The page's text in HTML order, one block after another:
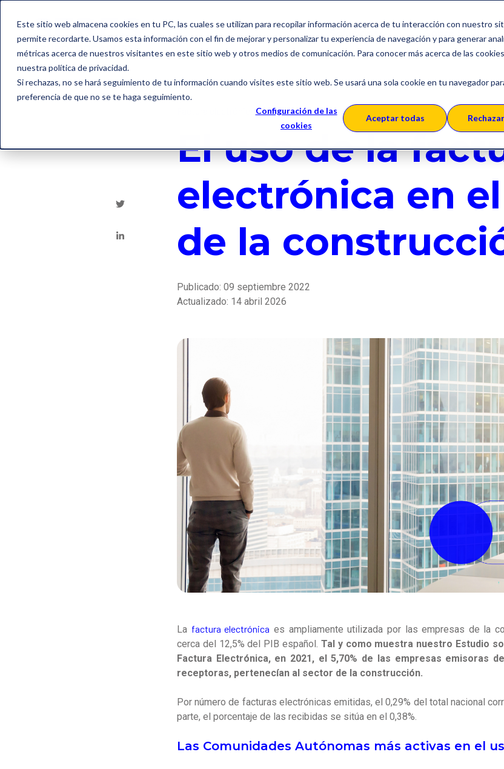
Este sitio web almacena cookies en tu PC, las cuales se utilizan para recopilar información acerca de tu interacción con nuestro
permite recordarte. Usamos esta información con el fin de mejorar y personalizar tu experiencia de navegación y para generar
métricas acerca de nuestros visitantes en este sitio web y otros medios de comunicación. Para conocer más acerca de las
nuestra política de privacidad.
Si rechazas, no se hará seguimiento de tu información cuando visites este sitio web. Se usará una sola cookie en tu navegador
preferencia de que no se te haga seguimiento.
Configuración de las
cookies
Aceptar todas
Soluciones Sobre SERES
El uso de la
electrónica en
de la
Publicado: 09 septiembre 2022
Actualizado: 14 abril 2026
La factura electrónica es ampliamente utilizada por las empresas de la
cerca del 12,5% del PIB español. Tal y como muestra nuestro Estudio
Factura Electrónica, en 2021, el 5,70% de las empresas emisoras
receptoras, pertenecían al sector de la construcción.
Por número de facturas electrónicas emitidas, el 0,29% del total nacional
parte, el porcentaje de las recibidas se sitúa en el 0,38%.
Las Comunidades Autónomas más activas en el